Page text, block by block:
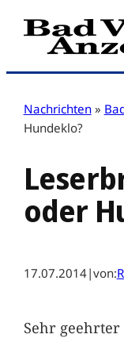
Zum
Inhalt
Nachrichten »
Hundeklo?
oder
17.07.2014|von:
Sehr